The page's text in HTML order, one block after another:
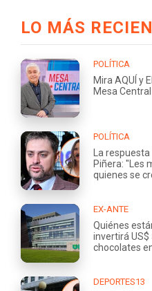
LO MÁS
POLÍTICA
Mira AQUÍ y
Mesa Central
POLÍTICA
La
Piñera: "Les
quienes se
EX-ANTE
Quiénes
invertirá
chocolates
DEPORTES13